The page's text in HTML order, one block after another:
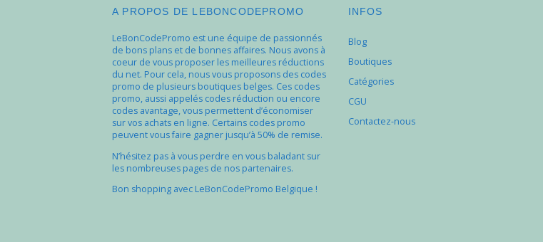
A PROPOS DE LEBONCODEPROMO
LeBonCodePromo est une équipe de passionnés
de bons plans et de bonnes affaires. Nous avons à
coeur de vous proposer les meilleures réductions
du net. Pour cela, nous vous proposons des codes
promo de plusieurs boutiques belges. Ces codes
promo, aussi appelés codes réduction ou encore
codes avantage, vous permettent d’économiser
sur vos achats en ligne. Certains codes promo
peuvent vous faire gagner jusqu’à 50% de remise.
N’hésitez pas à vous perdre en vous baladant sur
les nombreuses pages de nos partenaires.
Bon shopping avec LeBonCodePromo Belgique !
INFOS
Blog
Boutiques
Catégories
CGU
Contactez-nous